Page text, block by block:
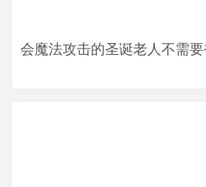
会魔法攻击的圣诞老人不需